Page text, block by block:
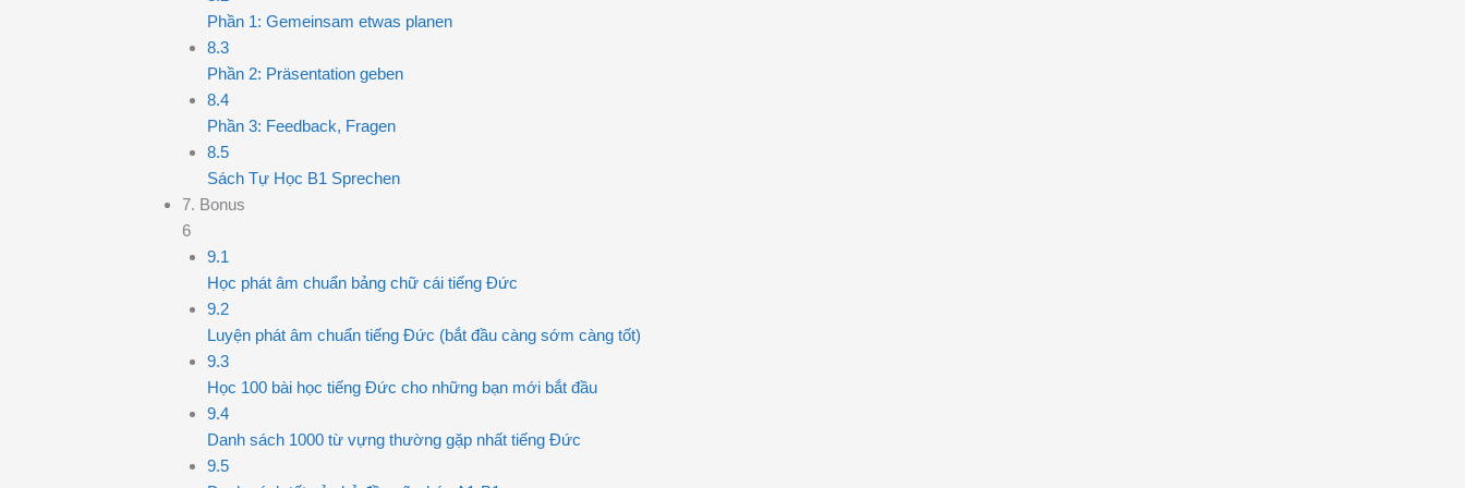
Phần 1: Gemeinsam etwas planen
8.3
Phần 2: Präsentation geben
8.4
Phần 3: Feedback, Fragen
8.5
Sách Tự Học B1 Sprechen
7. Bonus
6
9.1
Học phát âm chuẩn bảng chữ cái tiếng Đức
9.2
Luyện phát âm chuẩn tiếng Đức (bắt đầu càng sớm càng tốt)
9.3
Học 100 bài học tiếng Đức cho những bạn mới bắt đầu
9.4
Danh sách 1000 từ vựng thường gặp nhất tiếng Đức
9.5